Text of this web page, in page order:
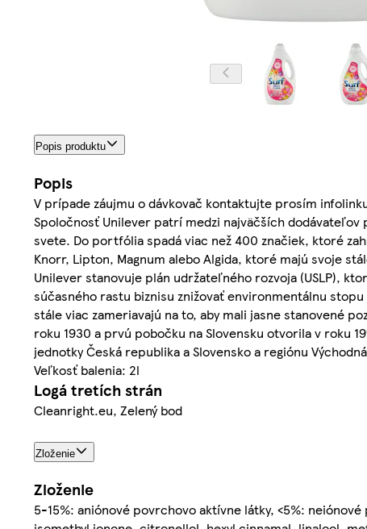
Popis produktu
Popis
V prípade záujmu o dávkovač kontaktujte prosím
Spoločnosť Unilever patrí medzi najväčších
svete. Do portfólia spadá viac než 400 značiek, ktoré
Knorr, Lipton, Magnum alebo Algida, ktoré majú svoje
Unilever stanovuje plán udržateľného rozvoja (USLP),
súčasného rastu biznisu znižovať environmentálnu
stále viac zameriavajú na to, aby mali jasne stanovené
roku 1930 a prvú pobočku na Slovensku otvorila v roku
jednotky Česká republika a Slovensko a regiónu
Veľkosť balenia: 2l
Logá tretích strán
Cleanright.eu, Zelený bod
Zloženie
Zloženie
5-15%: aniónové povrchovo aktívne látky, <5%: